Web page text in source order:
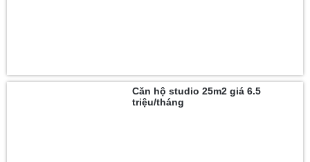
Căn hộ studio 25m2 giá 6.5
triệu/tháng